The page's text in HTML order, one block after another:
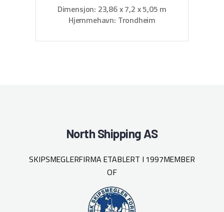
Dimensjon: 23,86 x 7,2 x 5,05 m
Hjemmehavn: Trondheim
North Shipping AS
SKIPSMEGLERFIRMA ETABLERT I 1997MEMBER
OF